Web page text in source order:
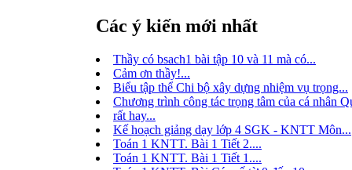
Các ý kiến mới nhất
Thầy có bsach1 bài tập 10 và 11 mà có...
Cảm ơn thầy!...
Biểu tập thể Chi bộ xây dựng nhiệm vụ trọng...
Chương trình công tác trọng tâm của cá nhân
rất hay...
Kế hoạch giảng dạy lớp 4 SGK - KNTT Môn...
Toán 1 KNTT. Bài 1 Tiết 2....
Toán 1 KNTT. Bài 1 Tiết 1....